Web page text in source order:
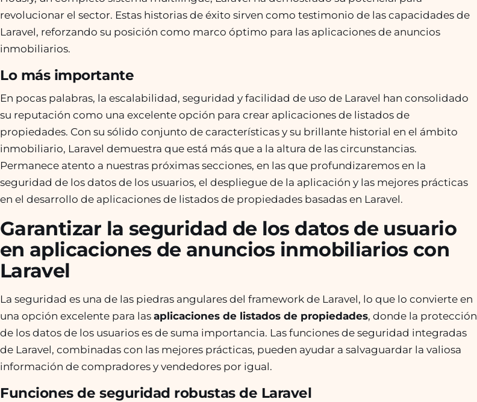
revolucionar el sector. Estas historias de éxito sirven como testimonio de las capacidades de
Laravel, reforzando su posición como marco óptimo para las aplicaciones de anuncios
inmobiliarios.
Lo más importante
En pocas palabras, la escalabilidad, seguridad y facilidad de uso de Laravel han consolidado
su reputación como una excelente opción para crear aplicaciones de listados de
propiedades. Con su sólido conjunto de características y su brillante historial en el ámbito
inmobiliario, Laravel demuestra que está más que a la altura de las circunstancias.
Permanece atento a nuestras próximas secciones, en las que profundizaremos en la
seguridad de los datos de los usuarios, el despliegue de la aplicación y las mejores prácticas
en el desarrollo de aplicaciones de listados de propiedades basadas en Laravel.
Garantizar la seguridad de los datos de usuario
en aplicaciones de anuncios inmobiliarios con
Laravel
La seguridad es una de las piedras angulares del framework de Laravel, lo que lo convierte en
una opción excelente para lasaplicaciones de listados de propiedades, donde la protección
de los datos de los usuarios es de suma importancia. Las funciones de seguridad integradas
de Laravel, combinadas con las mejores prácticas, pueden ayudar a salvaguardar la valiosa
información de compradores y vendedores por igual.
Funciones de seguridad robustas de Laravel